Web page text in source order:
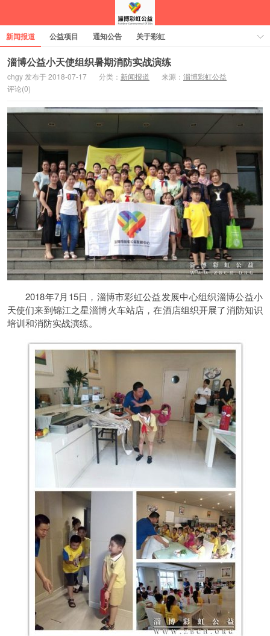
新闻报道 公益项目 通知公告 关于彩虹
淄博公益小天使组织暑期消防实战演练
chgy 发布于 2018-07-17 分类： 新闻报道 来源： 淄博彩虹公益
评论(0)
2018年7月15日，淄博市彩虹公益发展中心组织淄博公益小
天使们来到锦江之星淄博火车站店，在酒店组织开展了消防知识
培训和消防实战演练。